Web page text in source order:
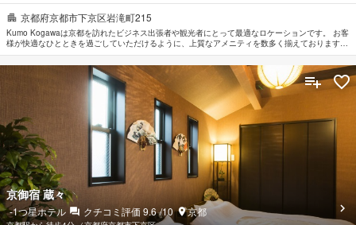
京都府京都市下京区岩滝町215
Kumo Kogawaは京都を訪れたビジネス出張者や観光者にとって最適なロケーションです。 お客
様が快適なひとときを過ごしていただけるように、上質なアメニティを数多く揃えております。
お客様にお楽しみいただけるよう全室Wi-Fi無料などの設備・サービスを備えております。 ルー
ムタイプにより無料Wi-Fi などをご用意しております。 当施設ではさまざまなレクリエーション
をご体験いただけます。 Kumo Kogawaは京都の市内観光の拠点として最適です。
京御宿 蔵々
-1つ星ホテル クチコミ評価9.6 /10 京都